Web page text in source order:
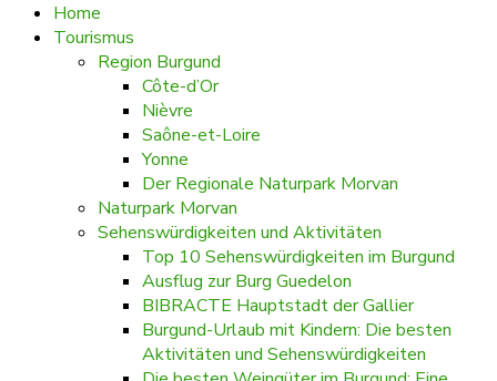
Home
Tourismus
Region Burgund
Côte-d’Or
Nièvre
Saône-et-Loire
Yonne
Der Regionale Naturpark Morvan
Naturpark Morvan
Sehenswürdigkeiten und Aktivitäten
Top 10 Sehenswürdigkeiten im Burgund
Ausflug zur Burg Guedelon
BIBRACTE Hauptstadt der Gallier
Burgund-Urlaub mit Kindern: Die besten
Aktivitäten und Sehenswürdigkeiten